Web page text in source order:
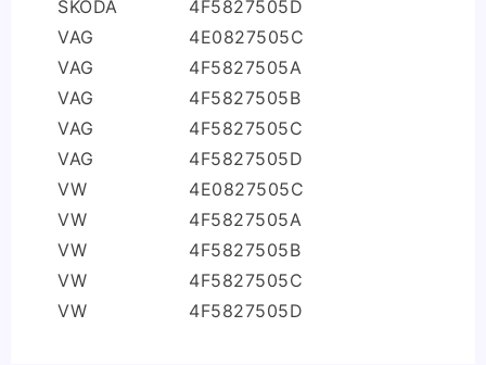
SKODA
4F5827505D
VAG
4E0827505C
VAG
4F5827505A
VAG
4F5827505B
VAG
4F5827505C
VAG
4F5827505D
VW
4E0827505C
VW
4F5827505A
VW
4F5827505B
VW
4F5827505C
VW
4F5827505D